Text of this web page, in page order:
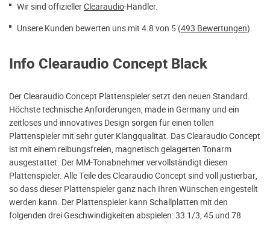
Wir sind offiziellerClearaudio-Händler.
Unsere Kunden bewerten uns mit 4.8 von 5 (493 Bewertungen).
Info Clearaudio Concept Black
Der Clearaudio Concept Plattenspieler setzt den neuen Standard.
Höchste technische Anforderungen, made in Germany und ein
zeitloses und innovatives Design sorgen für einen tollen
Plattenspieler mit sehr guter Klangqualität. Das Clearaudio Concept
ist mit einem reibungsfreien, magnetisch gelagerten Tonarm
ausgestattet. Der MM-Tonabnehmer vervollständigt diesen
Plattenspieler. Alle Teile des Clearaudio Concept sind voll justierbar,
so dass dieser Plattenspieler ganz nach Ihren Wünschen eingestellt
werden kann. Der Plattenspieler kann Schallplatten mit den
folgenden drei Geschwindigkeiten abspielen: 33 1/3, 45 und 78